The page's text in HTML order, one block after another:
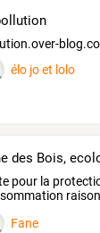
élo jo et lolo
des Bois,
pour la
Fane